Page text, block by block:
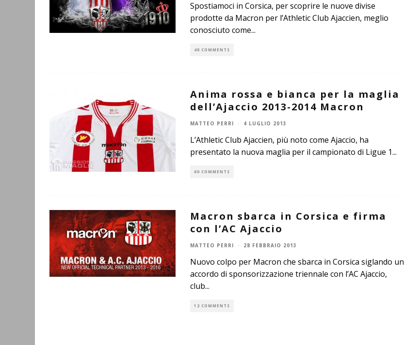
Spostiamoci in Corsica, per scoprire le nuove divise
prodotte da Macron per l’Athletic Club Ajaccien, meglio
conosciuto come...
40 COMMENTS
Anima rossa e bianca per la maglia
dell’Ajaccio 2013-2014 Macron
MATTEO PERRI · 4 LUGLIO 2013
L’Athletic Club Ajaccien, più noto come Ajaccio, ha
presentato la nuova maglia per il campionato di Ligue 1...
60 COMMENTS
Macron sbarca in Corsica e firma
con l’AC Ajaccio
MATTEO PERRI · 28 FEBBRAIO 2013
Nuovo colpo per Macron che sbarca in Corsica siglando un
accordo di sponsorizzazione triennale con l’AC Ajaccio,
club...
12 COMMENTS